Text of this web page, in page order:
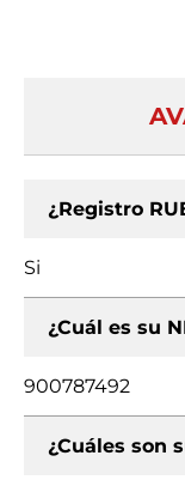
¿Registro
Si
¿Cuál es su
900787492
¿Cuáles son